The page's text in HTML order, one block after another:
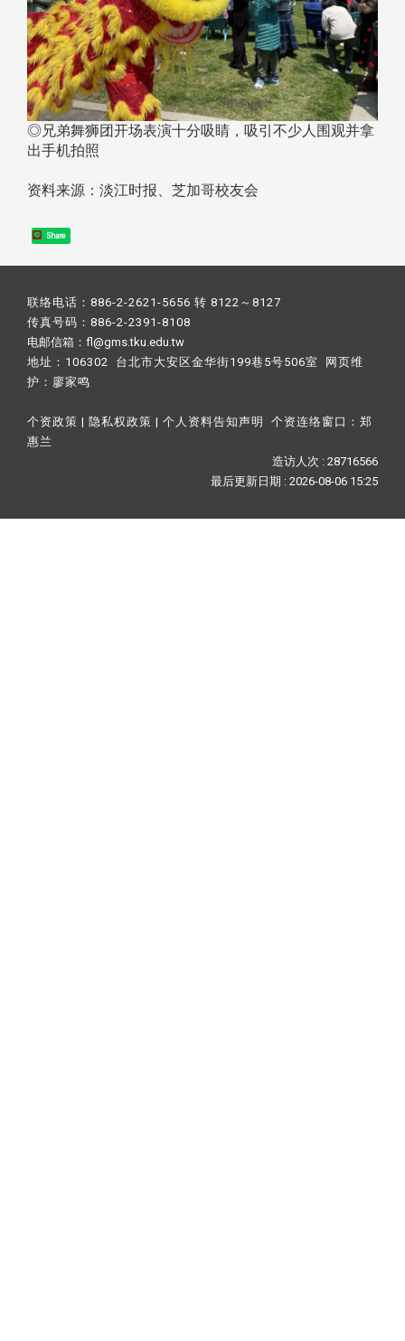
◎兄弟舞狮团开场表演十分吸睛，吸引不少人围观并拿
出手机拍照
资料来源：淡江时报、芝加哥校友会
Share
联络电话：886-2-2621-5656 转 8122～8127
传真号码：886-2-2391-8108
电邮信箱：fl@gms.tku.edu.tw
地址：106302 台北市大安区金华街199巷5号506室 网页维
护： 廖家鸣​
个资政策 | 隐私权政策 | 个人资料告知声明 个资连络窗口： 郑
惠兰
造访人次 : 28716566
最后更新日期 :2026-08-06 15:25